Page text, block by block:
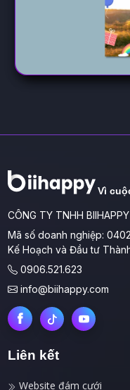
Vì
CÔNG TY TNHH BIIHAPPY
Mã số doanh nghiệp:
Kế Hoạch và Đầu tư
0906.521.623
info@biihappy.com
Liên kết
Website đám cưới